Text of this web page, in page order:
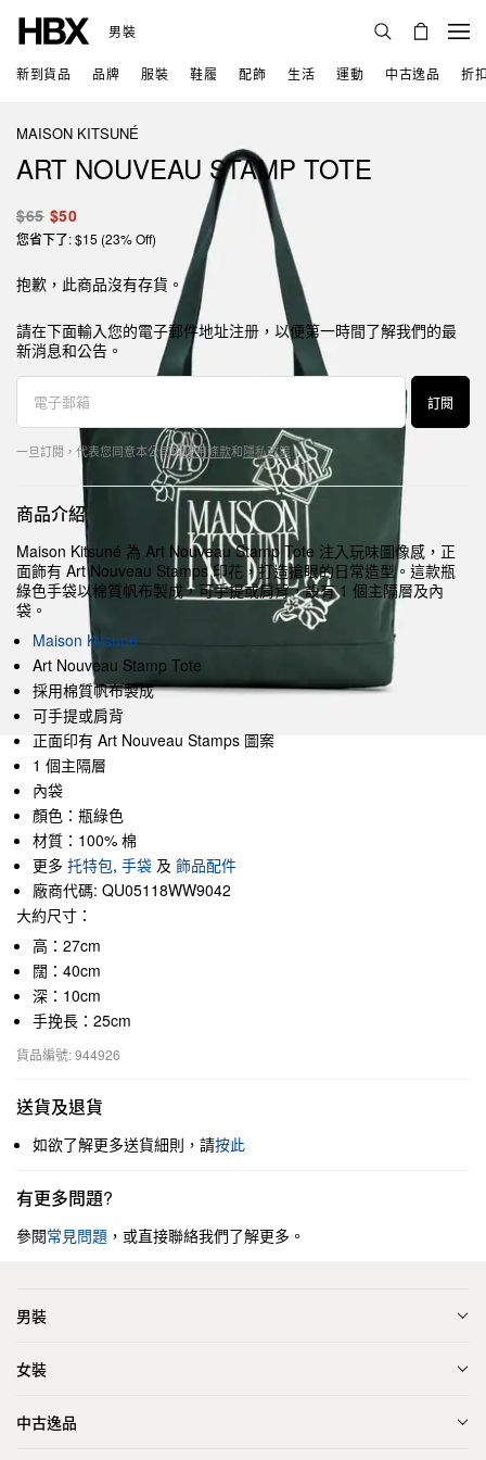
男裝
新到貨品 品牌 服裝 鞋履 配飾 生活 運動 中古逸品 折
MAISON KITSUNÉ
ART NOUVEAU STAMP TOTE
$65 $50
您省下了: $15 (23% Off)
抱歉，此商品沒有存貨。
請在下面輸入您的電子郵件地址注册，以便第一時間了解我們的最
新消息和公告。
訂閱
一旦訂閱，代表您同意本公司的使用條款和隱私政策。
商品介紹
Maison Kitsuné 為 Art Nouveau Stamp Tote 注入玩味圖像感，正
面飾有 Art Nouveau Stamps 印花，打造搶眼的日常造型。這款瓶
綠色手袋以棉質帆布製成，可手提或肩背，設有 1 個主隔層及內
袋。
Maison Kitsuné
Art Nouveau Stamp Tote
採用棉質帆布製成
可手提或肩背
正面印有 Art Nouveau Stamps 圖案
1 個主隔層
內袋
顏色：瓶綠色
材質：100% 棉
更多 托特包, 手袋 及 飾品配件
廠商代碼: QU05118WW9042
大約尺寸：
高：27cm
闊：40cm
深：10cm
手挽長：25cm
貨品編號: 944926
送貨及退貨
如欲了解更多送貨細則，請按此
有更多問題?
參閱常見問題 ，或直接聯絡我們了解更多。
男裝
女裝
中古逸品